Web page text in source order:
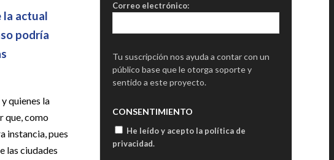
la actual
podría
quienes la
que, como
instancia, pues
las ciudades
Correo electrónico:
Tu suscripción nos ayuda a contar con un
público base que le otorga soporte y
sentido a este proyecto.
CONSENTIMIENTO
He leído y acepto la política de
privacidad.